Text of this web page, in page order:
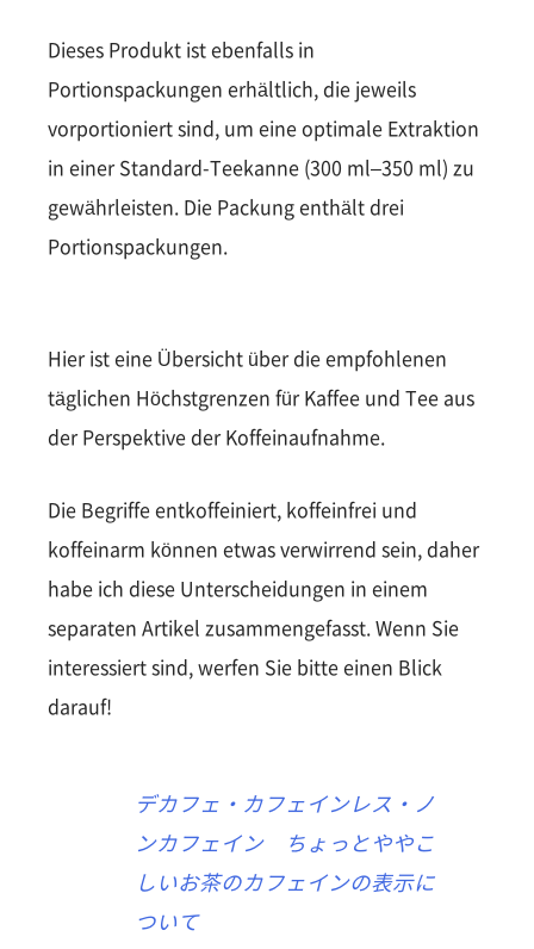
Dieses Produkt ist ebenfalls in
Portionspackungen erhältlich, die jeweils
vorportioniert sind, um eine optimale Extraktion
in einer Standard-Teekanne (300 ml–350 ml) zu
gewährleisten. Die Packung enthält drei
Portionspackungen.
Hier ist eine Übersicht über die empfohlenen
täglichen Höchstgrenzen für Kaffee und Tee aus
der Perspektive der Koffeinaufnahme.
Die Begriffe entkoffeiniert, koffeinfrei und
koffeinarm können etwas verwirrend sein, daher
habe ich diese Unterscheidungen in einem
separaten Artikel zusammengefasst. Wenn Sie
interessiert sind, werfen Sie bitte einen Blick
darauf!
デカフェ・カフェインレス・ノ
ンカフェイン ちょっとややこ
しいお茶のカフェインの表示に
ついて